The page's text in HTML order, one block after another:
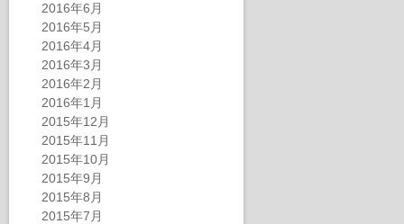
2016年6月
2016年5月
2016年4月
2016年3月
2016年2月
2016年1月
2015年12月
2015年11月
2015年10月
2015年9月
2015年8月
2015年7月